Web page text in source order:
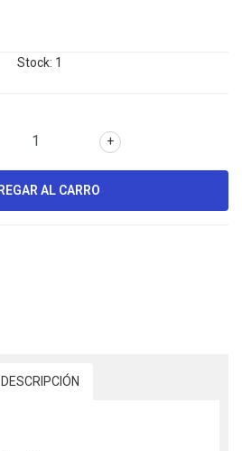
Stock: 1
+
DESCRIPCIÓN